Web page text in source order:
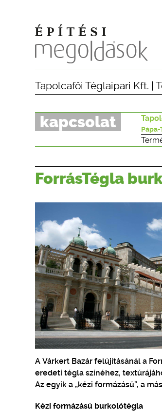
Tapolcafői Téglaipari Kft.
kapcsolat
ForrásTégla
A Várkert Bazár felújításánál a
eredeti tégla színéhez,
Az egyik a „kézi formázású”, a
Kézi formázású burkolótégla